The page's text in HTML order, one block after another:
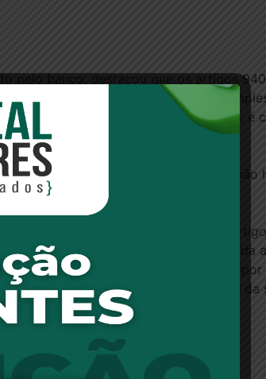
pelo banco, destacou que os artigos
o ministro, o artigo 42 não pune a
do valor indevido. O objetivo, afirmou, é
foi pago duas vezes e, portanto, não
da possibilidade de aplicação do
o pagamento – e fica comprovada
o TJMS concluiu que houve má-fé
de exceção de pré-executividade e da